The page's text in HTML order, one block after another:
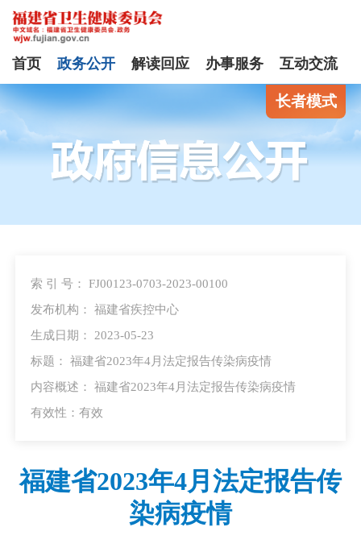
首页 政务公开 解读回应 办事服务 互动交流
长者模式
索 引 号： FJ00123-0703-2023-00100
发布机构： 福建省疾控中心
生成日期： 2023-05-23
标题： 福建省2023年4月法定报告传染病疫情
内容概述： 福建省2023年4月法定报告传染病疫情
有效性：有效
福建省2023年4月法定报告传
染病疫情